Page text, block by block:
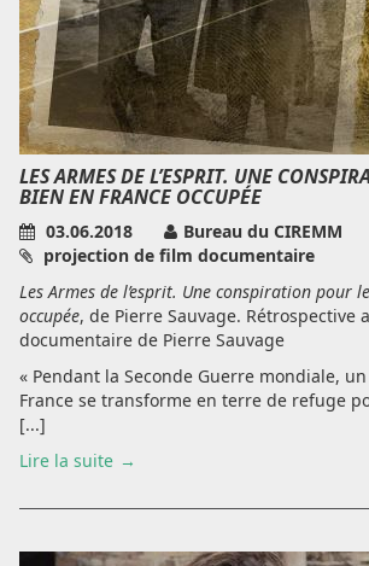
LES ARMES DE L’ESPRIT. UNE
BIEN EN FRANCE OCCUPÉE
03.06.2018
Bureau du CIREMM
projection de film documentaire
Les Armes de l’esprit. Une conspiration pour
occupée, de Pierre Sauvage. Rétrospective
documentaire de Pierre Sauvage
« Pendant la Seconde Guerre mondiale,
France se transforme en terre de refuge
[...]
Lire la suite